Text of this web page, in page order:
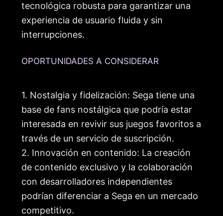
tecnológica robusta para garantizar una
experiencia de usuario fluida y sin
interrupciones.
OPORTUNIDADES A CONSIDERAR
1. Nostalgia y fidelización: Sega tiene una
base de fans nostálgica que podría estar
interesada en revivir sus juegos favoritos a
través de un servicio de suscripción.
2. Innovación en contenido: La creación
de contenido exclusivo y la colaboración
con desarrolladores independientes
podrían diferenciar a Sega en un mercado
competitivo.